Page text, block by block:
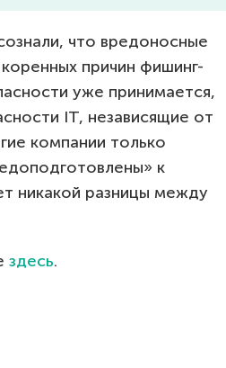
что вредоносные
причин фишинг-
уже принимается,
IT, независящие от
компании только
к
никакой разницы между
здесь.